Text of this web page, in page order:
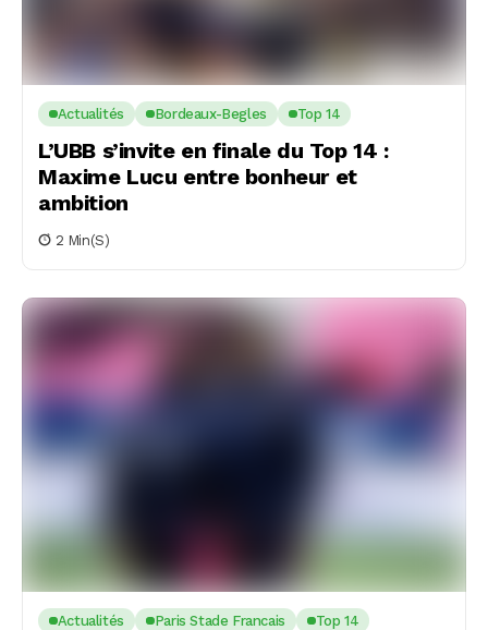
Actualités Bordeaux-Begles Top 14
L’UBB s’invite en finale du Top 14 :
Maxime Lucu entre bonheur et
ambition
2 Min(s)
Actualités Paris Stade Francais Top 14